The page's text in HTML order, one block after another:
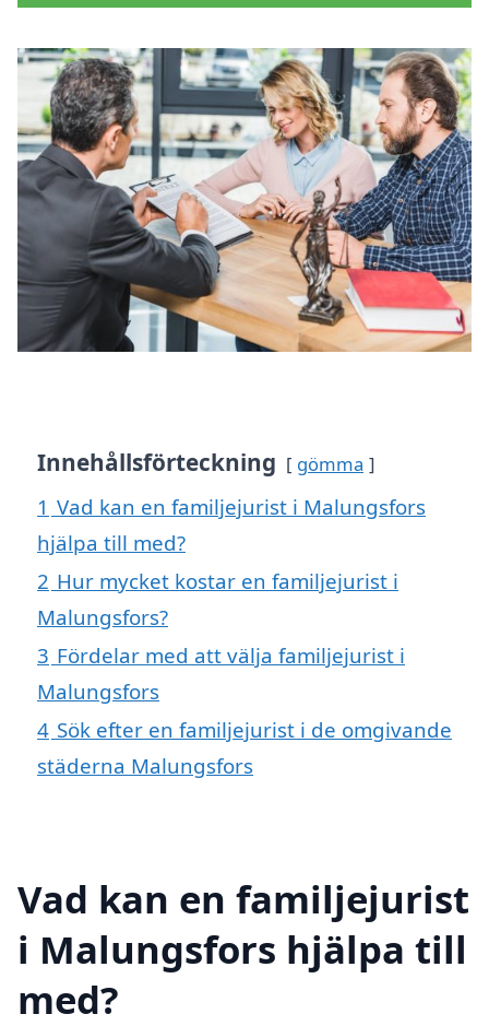
Innehållsförteckning gömma
1 Vad kan en familjejurist i Malungsfors
hjälpa till med?
2 Hur mycket kostar en familjejurist i
Malungsfors?
3 Fördelar med att välja familjejurist i
Malungsfors
4 Sök efter en familjejurist i de omgivande
städerna Malungsfors
Vad kan en familjejurist
i Malungsfors hjälpa till
med?